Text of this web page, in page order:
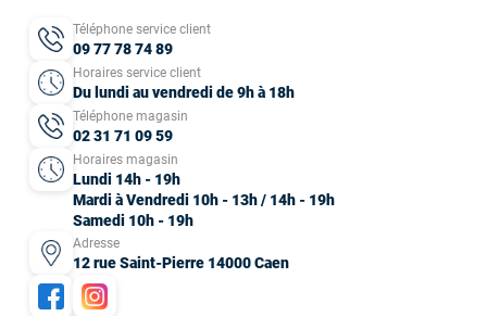
Téléphone service client
09 77 78 74 89
Horaires service client
Du lundi au vendredi de 9h à 18h
Téléphone magasin
02 31 71 09 59
Horaires magasin
Lundi 14h - 19h
Mardi à Vendredi 10h - 13h / 14h - 19h
Samedi 10h - 19h
Adresse
12 rue Saint-Pierre 14000 Caen